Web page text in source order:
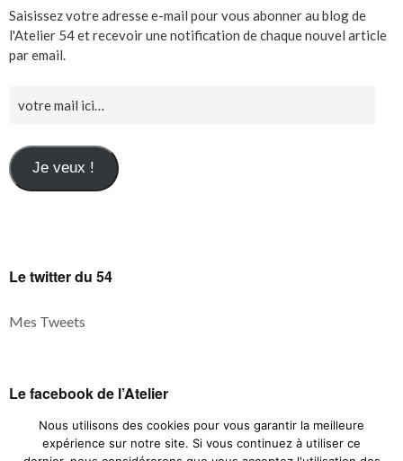
Saisissez votre adresse e-mail pour vous abonner au blog de
l'Atelier 54 et recevoir une notification de chaque nouvel article
par email.
Je veux !
Le twitter du 54
Mes Tweets
Le facebook de l’Atelier
Nous utilisons des cookies pour vous garantir la meilleure
expérience sur notre site. Si vous continuez à utiliser ce